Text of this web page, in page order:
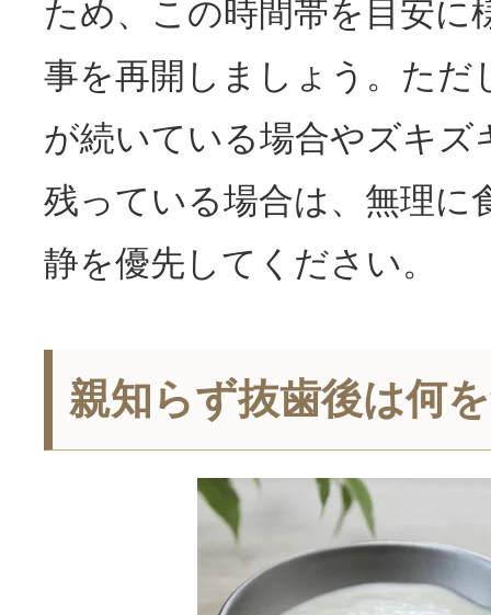
ため、この時間帯を目安に
事を再開しましょう。ただ
が続いている場合やズキズ
残っている場合は、無理に
静を優先してください。
親知らず抜歯後は何